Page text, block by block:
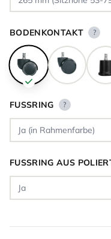
BODENKONTAKT ?
FUSSRING ?
FUSSRING AUS